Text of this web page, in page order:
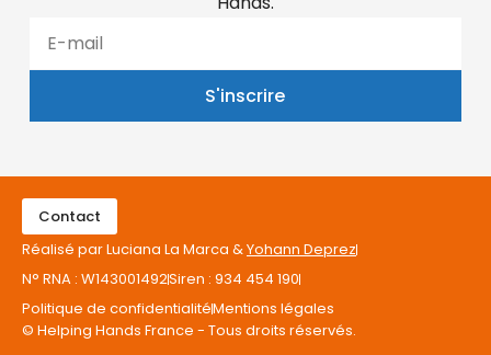
S'inscrire
© Helping Hands France - Tous droits réservés.
Contact
Réalisé par Luciana La Marca &Yohann Deprez
N° RNA : W143001492Siren : 934 454 190
Politique de confidentialitéMentions légales